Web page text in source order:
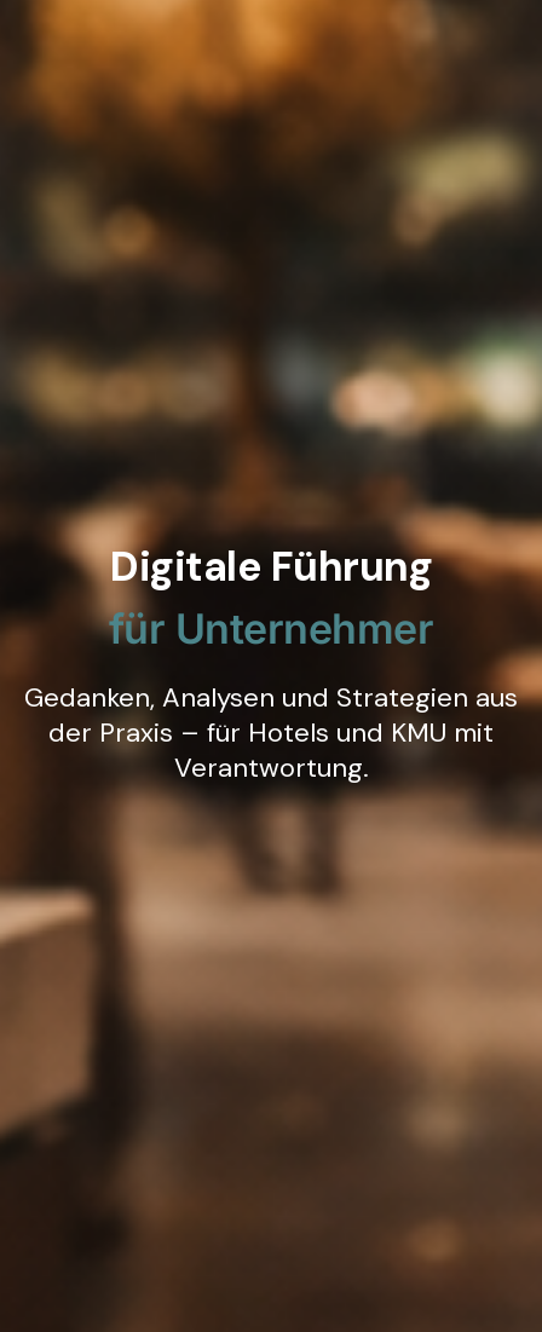
Digitale Führung
für Unternehmer
Gedanken, Analysen und Strategien aus
der Praxis – für Hotels und KMU mit
Verantwortung.